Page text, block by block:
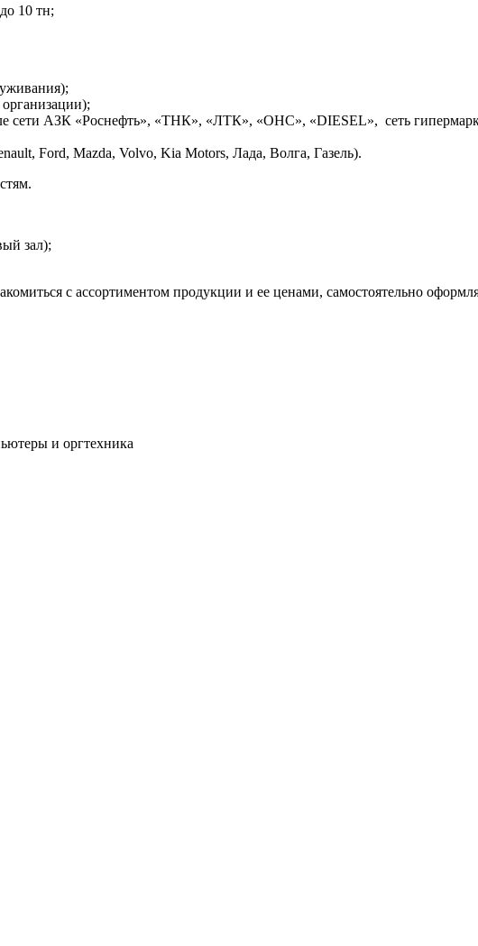
10 тн;
сети АЗК «Роснефть», «ТНК», «ЛТК», «ОНС», «DIESEL», сеть
Ford, Mazda, Volvo, Kia Motors, Лада, Волга, Газель).
зал);
с ассортиментом продукции и ее ценами, самостоятельно
и оргтехника